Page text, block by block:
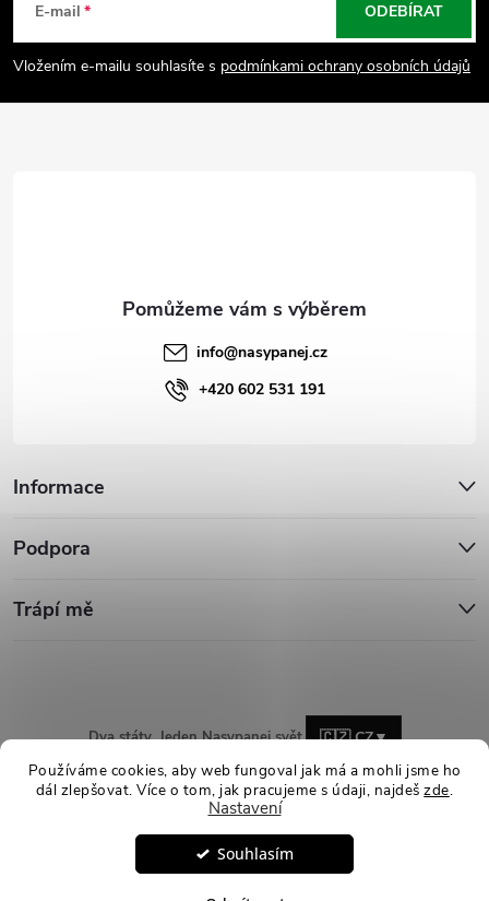
Používáme cookies, aby web fungoval jak má a mohli jsme ho
dál zlepšovat. Více o tom, jak pracujeme s údaji, najdešzde.
Nastavení
Souhlasím
p
a
E-mail
Vložením e-mailu souhlasíte s podmínkami ochrany osobních údajů
ODEBÍRAT
Informace
Podpora
Trápí mě
info@nasypanej.cz
+420 602 531 191
Dva státy. Jeden Nasypanej svět. 🇨🇿 CZ▼
Copyright 2026Nasypanej.cz. Všechna práva vyhrazena.
nastavení cookies